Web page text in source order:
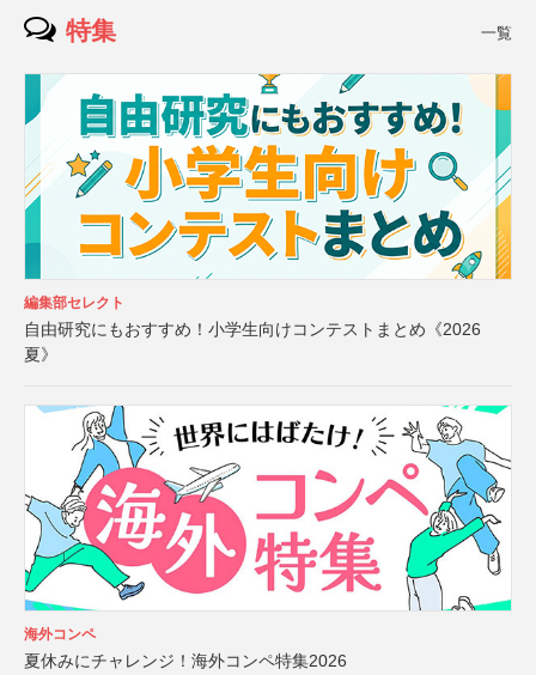
特集 一覧
編集部セレクト
自由研究にもおすすめ！小学生向けコンテストまとめ《2026
夏》
海外コンペ
夏休みにチャレンジ！海外コンペ特集2026